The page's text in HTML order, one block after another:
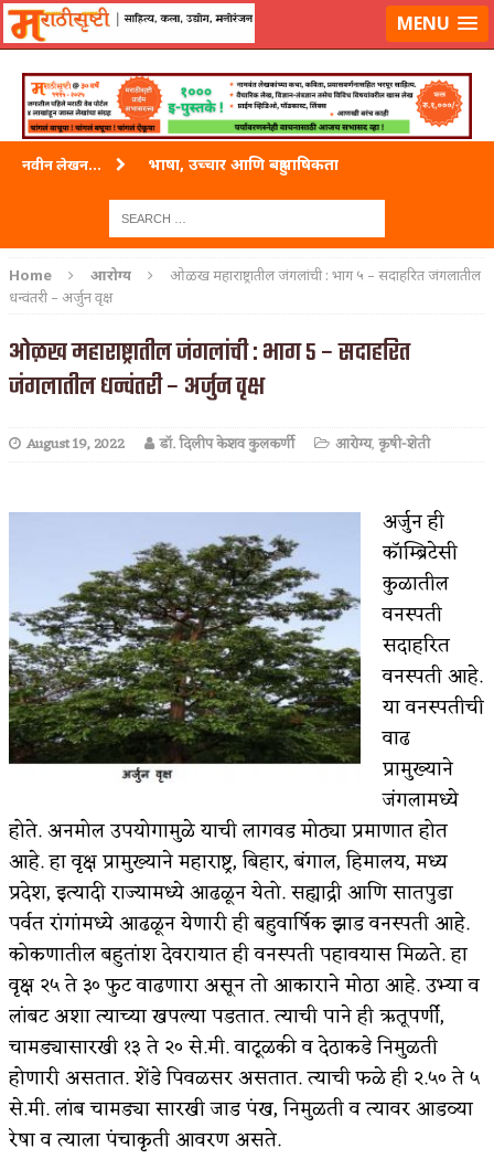
लॉग-इन करा|लेखक नोंदणी कराMENU
नवीन लेखन... वारी विठ्ठलाची
जेव्हा मी आडनांव बदलले
पाटलाची विहीर
शपथ
पुस्तके बदलायची आहेत तुम्हाला!
काळजाचे प्रेत
चमकदार चांदी
आदिवासींचा डॉक्टर, समाजसेवेचा ध्यास : डॉ. राहुल
जोशी
डेंग्यू: ताप उतरला म्हणजे धोका टळला असे नाही!
४ जुलै – इतिहासात घडलेल्या महत्त्वाच्या घटना
सुवर्ण – झळाळी
‘अर्थ’पूर्ण हास्य
अष्टपैलू : खंडू रांगणेकर
अपूर्ण कथा
बुडीच खटलं – संयुक्त कुटुंब का गरजेचं?
भाषा, उच्चार आणि बहुभाषिकता
Home आरोग्य
ओळख महाराष्ट्रातील जंगलांची : भाग ५ – सदाहरित जंगलातील
धन्वंतरी – अर्जुन वृक्ष
ओळख महाराष्ट्रातील जंगलांची : भाग ५ – सदाहरित
जंगलातील धन्वंतरी – अर्जुन वृक्ष
August 19, 2022 डॉ. दिलीप केशव कुलकर्णी आरोग्य,कृषी-शेती
अर्जुन ही
कॉम्ब्रिटेसी
कुळातील
वनस्पती
सदाहरित
वनस्पती आहे.
या वनस्पतीची
वाढ
प्रामुख्याने
जंगलामध्ये
होते. अनमोल उपयोगामुळे याची लागवड मोठ्या प्रमाणात होत
आहे. हा वृक्ष प्रामुख्याने महाराष्ट्र, बिहार, बंगाल, हिमालय, मध्य
प्रदेश, इत्यादी राज्यामध्ये आढळून येतो. सह्याद्री आणि सातपुडा
पर्वत रांगांमध्ये आढळून येणारी ही बहुवार्षिक झाड वनस्पती आहे.
कोकणातील बहुतांश देवरायात ही वनस्पती पहावयास मिळते. हा
वृक्ष २५ ते ३० फुट वाढणारा असून तो आकाराने मोठा आहे. उभ्या व
लांबट अशा त्याच्या खपल्या पडतात. त्याची पाने ही ऋतूपर्णी,
चामड्यासारखी १३ ते २० से.मी. वाटूळकी व देठाकडे निमुळती
होणारी असतात. शेंडे पिवळसर असतात. त्याची फळे ही २.५० ते ५
से.मी. लांब चामड्या सारखी जाड पंख, निमुळती व त्यावर आडव्या
रेषा व त्याला पंचाकृती आवरण असते.